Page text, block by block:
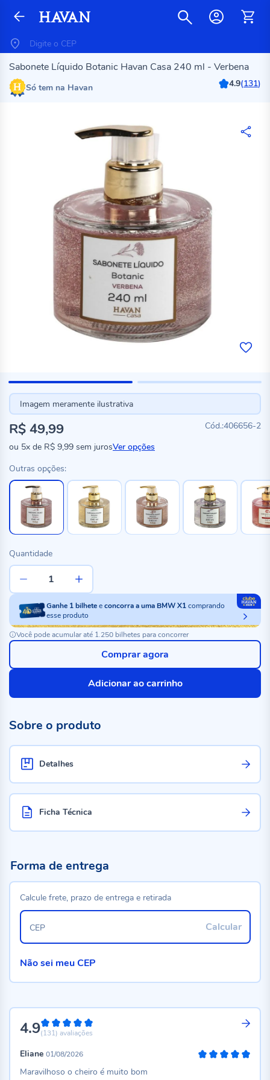
Sabonete Líquido Botanic Havan Casa 240 ml - Verbena
Só tem na Havan 4.9(131)
Imagem meramente ilustrativa
406656-2
R$ 49,99
ou 5x de R$ 9,99 sem jurosVer opções
Outras opções:
Quantidade
Ganhe 1bilheteeconcorra a uma BMW X1comprando
esse produto
Você pode acumular até 1.250 bilhetes para concorrer
Adicionar ao carrinho
Comprar agora
Sobre o produto
Detalhes
Ficha Técnica
4.998%
(131) avaliações
Eliane 01/08/2026
Maravilhoso o cheiro é muito bom
Forma de entrega
Calcule frete, prazo de entrega e retirada
Calcular
CEP
Não sei meu CEP